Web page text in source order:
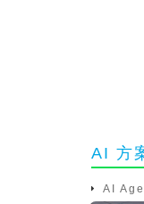
AI 方
AI